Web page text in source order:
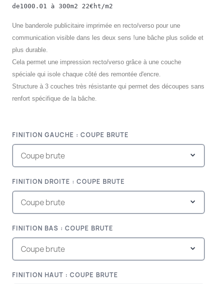
de1000.01 à 300m2 22€ht/m2
Une banderole publicitaire imprimée en recto/verso pour une
communication visible dans les deux sens !une bâche plus solide et
plus durable.
Cela permet une impression recto/verso grâce à une couche
spéciale qui isole chaque côté des remontée d'encre.
Structure à 3 couches très résistante qui permet des découpes sans
renfort spécifique de la bâche.
FINITION GAUCHE : COUPE BRUTE
FINITION DROITE : COUPE BRUTE
FINITION BAS : COUPE BRUTE
FINITION HAUT : COUPE BRUTE